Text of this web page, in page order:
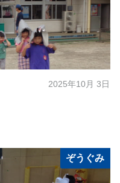
2025年10月 3日
ぞうぐみ